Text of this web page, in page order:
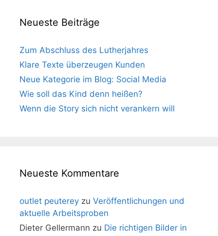
Neueste Beiträge
Zum Abschluss des Lutherjahres
Klare Texte überzeugen Kunden
Neue Kategorie im Blog: Social Media
Wie soll das Kind denn heißen?
Wenn die Story sich nicht verankern will
Neueste Kommentare
outlet peuterey zu Veröffentlichungen und
aktuelle Arbeitsproben
Dieter Gellermann zu Die richtigen Bilder in